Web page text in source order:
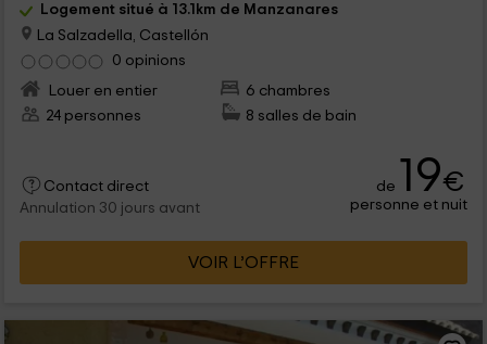
Logement situé à 13.1km de Manzanares
La Salzadella, Castellón
0 opinions
Louer en entier
6 chambres
24 personnes
8 salles de bain
Contact direct
Annulation 30 jours avant
de 19€
personne et nuit
VOIR L’OFFRE